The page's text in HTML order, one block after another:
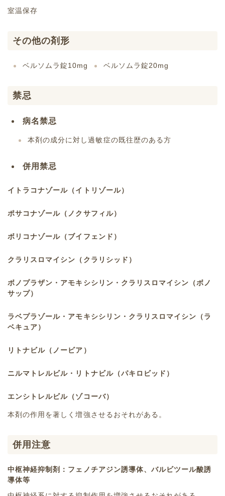
室温保存
その他の剤形
ベルソムラ錠10mg ベルソムラ錠20mg
禁忌
病名禁忌
本剤の成分に対し過敏症の既往歴のある方
併用禁忌
イトラコナゾール（イトリゾール）
ポサコナゾール（ノクサフィル）
ボリコナゾール（ブイフェンド）
クラリスロマイシン（クラリシッド）
ボノプラザン・アモキシシリン・クラリスロマイシン（ボノ
サップ）
ラベプラゾール・アモキシシリン・クラリスロマイシン（ラ
ベキュア）
リトナビル（ノービア）
ニルマトレルビル・リトナビル（パキロビッド）
エンシトレルビル（ゾコーバ）
本剤の作用を著しく増強させるおそれがある。
併用注意
中枢神経抑制剤：フェノチアジン誘導体、バルビツール酸誘
導体等